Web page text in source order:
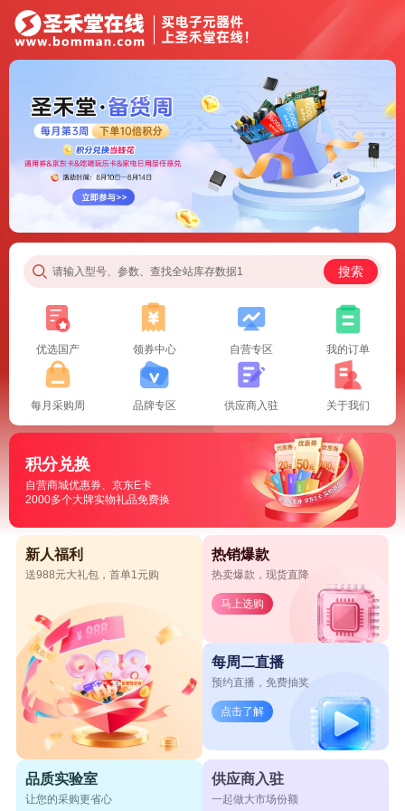
请输入型号、参数、查找全站库存数据1 搜索
优选国产 领券中心 自营专区 我的订单
每月采购周 品牌专区 供应商入驻 关于我们
积分兑换
自营商城优惠券、京东E卡
2000多个大牌实物礼品免费换
新人福利
送988元大礼包，首单1元购
热销爆款
热卖爆款，现货直降
马上选购
每周二直播
预约直播，免费抽奖
点击了解
品质实验室
让您的采购更省心
供应商入驻
一起做大市场份额